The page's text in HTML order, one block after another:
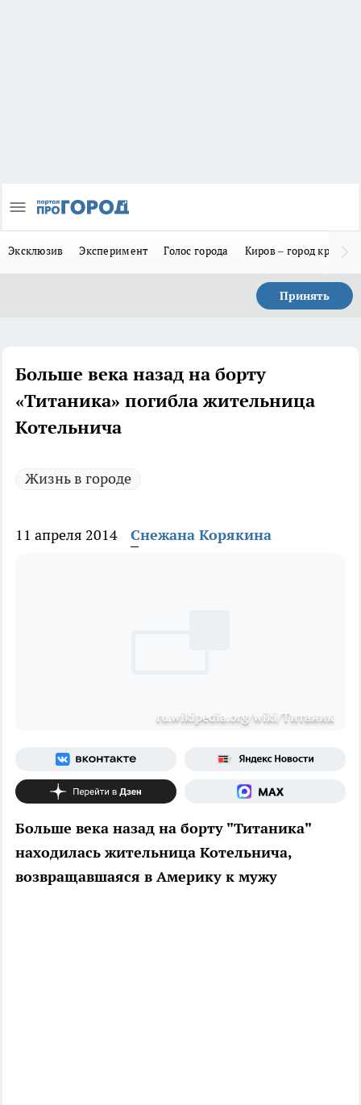
Эксклюзив Эксперимент Голос города Киров – город
Принять
Больше века назад на борту
«Титаника» погибла жительница
Котельнича
Жизнь в городе
11 апреля 2014 Снежана Корякина
ru.wikipedia.org/wiki/Титаник
Больше века назад на борту "Титаника"
находилась жительница Котельнича,
возвращавшаяся в Америку к мужу